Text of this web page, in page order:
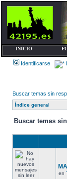
INICIO
Identificarse
Buscar temas sin
Índice general
Buscar temas
en